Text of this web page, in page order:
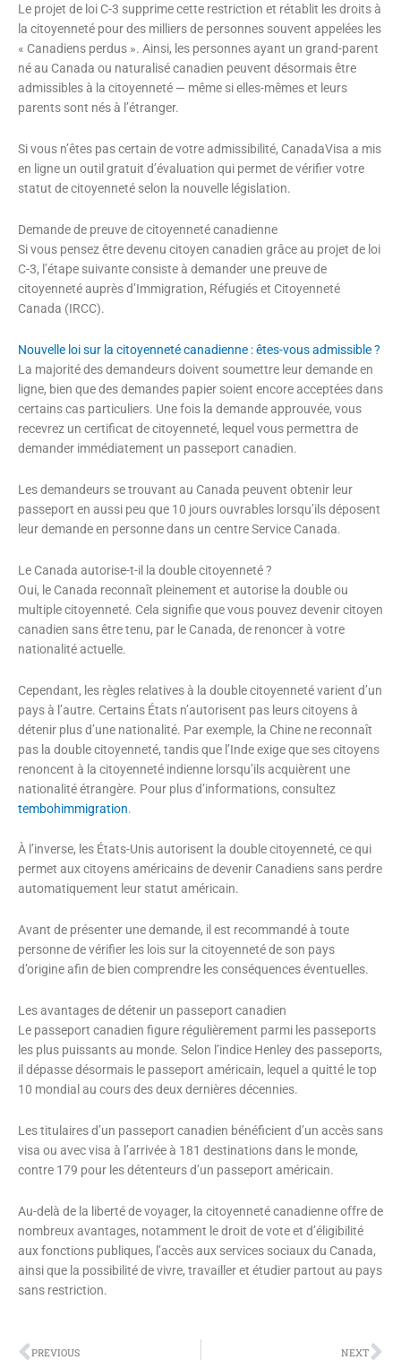
Le projet de loi C-3 supprime cette restriction et rétablit les droits à
la citoyenneté pour des milliers de personnes souvent appelées les
« Canadiens perdus ». Ainsi, les personnes ayant un grand-parent
né au Canada ou naturalisé canadien peuvent désormais être
admissibles à la citoyenneté — même si elles-mêmes et leurs
parents sont nés à l’étranger.
Si vous n’êtes pas certain de votre admissibilité, CanadaVisa a mis
en ligne un outil gratuit d’évaluation qui permet de vérifier votre
statut de citoyenneté selon la nouvelle législation.
Demande de preuve de citoyenneté canadienne
Si vous pensez être devenu citoyen canadien grâce au projet de loi
C-3, l’étape suivante consiste à demander une preuve de
citoyenneté auprès d’Immigration, Réfugiés et Citoyenneté
Canada (IRCC).
Nouvelle loi sur la citoyenneté canadienne : êtes-vous admissible ?
La majorité des demandeurs doivent soumettre leur demande en
ligne, bien que des demandes papier soient encore acceptées dans
certains cas particuliers. Une fois la demande approuvée, vous
recevrez un certificat de citoyenneté, lequel vous permettra de
demander immédiatement un passeport canadien.
Les demandeurs se trouvant au Canada peuvent obtenir leur
passeport en aussi peu que 10 jours ouvrables lorsqu’ils déposent
leur demande en personne dans un centre Service Canada.
Le Canada autorise-t-il la double citoyenneté ?
Oui, le Canada reconnaît pleinement et autorise la double ou
multiple citoyenneté. Cela signifie que vous pouvez devenir citoyen
canadien sans être tenu, par le Canada, de renoncer à votre
nationalité actuelle.
Cependant, les règles relatives à la double citoyenneté varient d’un
pays à l’autre. Certains États n’autorisent pas leurs citoyens à
détenir plus d’une nationalité. Par exemple, la Chine ne reconnaît
pas la double citoyenneté, tandis que l’Inde exige que ses citoyens
renoncent à la citoyenneté indienne lorsqu’ils acquièrent une
nationalité étrangère. Pour plus d’informations, consultez
tembohimmigration.
À l’inverse, les États-Unis autorisent la double citoyenneté, ce qui
permet aux citoyens américains de devenir Canadiens sans perdre
automatiquement leur statut américain.
Avant de présenter une demande, il est recommandé à toute
personne de vérifier les lois sur la citoyenneté de son pays
d’origine afin de bien comprendre les conséquences éventuelles.
Les avantages de détenir un passeport canadien
Le passeport canadien figure régulièrement parmi les passeports
les plus puissants au monde. Selon l’indice Henley des passeports,
il dépasse désormais le passeport américain, lequel a quitté le top
10 mondial au cours des deux dernières décennies.
Les titulaires d’un passeport canadien bénéficient d’un accès sans
visa ou avec visa à l’arrivée à 181 destinations dans le monde,
contre 179 pour les détenteurs d’un passeport américain.
Au-delà de la liberté de voyager, la citoyenneté canadienne offre de
nombreux avantages, notamment le droit de vote et d’éligibilité
aux fonctions publiques, l’accès aux services sociaux du Canada,
ainsi que la possibilité de vivre, travailler et étudier partout au pays
sans restriction.
Prev
PREVIOUS NEXT